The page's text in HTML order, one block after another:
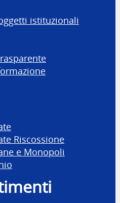
istituzionali
Riscossione
e Monopoli